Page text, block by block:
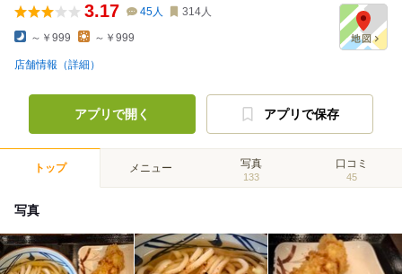
3.17 45人 314人
～￥999 ～￥999
店舗情報（詳細）
アプリで開く アプリで保存
トップ メニュー 写真
133
口コミ
45
写真